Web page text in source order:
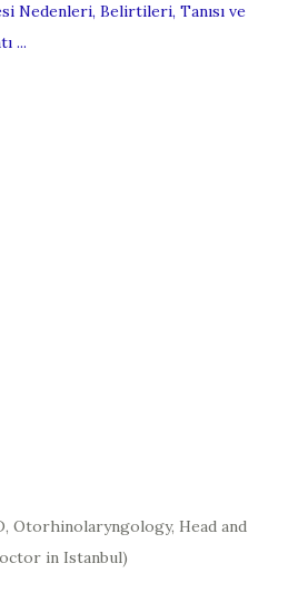
Nedenleri, Belirtileri, Tanısı ve
...
Otorhinolaryngology, Head and
in Istanbul)